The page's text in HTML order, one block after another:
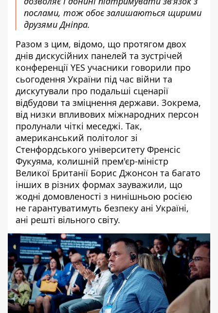
послами, тож обоє залишаються щирими
друзями Дніпра.
Разом з цим, відомо, що протягом двох
днів дискусійних панелей та зустрічей
конференції YES учасники говорили про
сьогодення України під час війни та
дискутували про подальші сценарії
відбудови та зміцнення держави. Зокрема,
від низки впливових міжнародних персон
пролунали чіткі меседжі. Так,
американський політолог зі
Стенфордського університету Френсіс
Фукуяма, колишній прем'єр-міністр
Великої Британії Борис Джонсон та багато
інших в різних формах зауважили, що
жодні домовленості з нинішньою росією
не гарантуватимуть безпеку ані Україні,
ані решті вільного світу.